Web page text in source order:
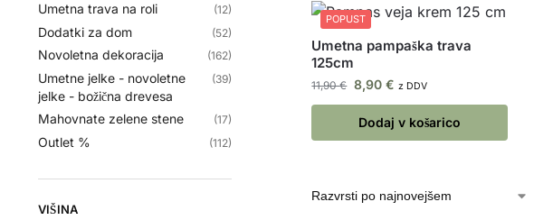
POPUST
Umetna pampaška trava
125cm
11,90€ 8,90€ z DDV
Dodaj v košarico
Umetna trava na roli (12)
Dodatki za dom (52)
Novoletna dekoracija (162)
Umetne jelke - novoletne
jelke - božična drevesa
(39)
Mahovnate zelene stene (17)
Outlet % (112)
VIŠINA